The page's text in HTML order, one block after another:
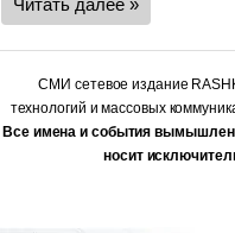
Читать далее »
СМИ сетевое издание
технологий и массовых
Все имена и события
носит